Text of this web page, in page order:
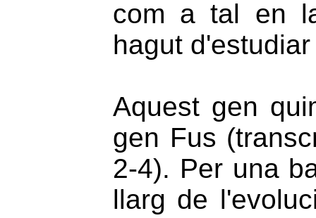
com a tal en
hagut
Aquest gen
gen Fus
2-4). Per una
llarg de